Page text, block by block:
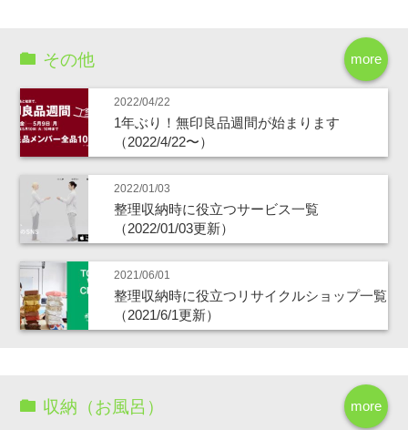
more
その他
2022/04/22
1年ぶり！無印良品週間が始まります
（2022/4/22〜）
2022/01/03
整理収納時に役立つサービス一覧
（2022/01/03更新）
2021/06/01
整理収納時に役立つリサイクルショップ一覧
（2021/6/1更新）
more
収納（お風呂）